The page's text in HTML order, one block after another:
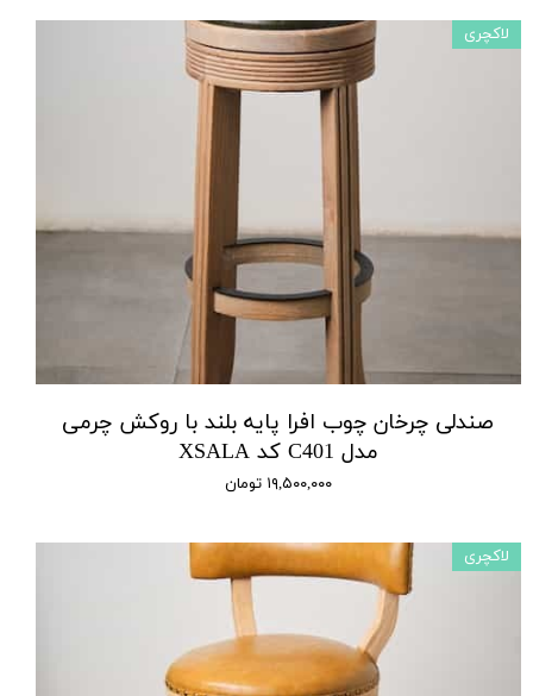
صندلی چرخان چوب افرا پایه بلند با روکش چرمی
مدل C401 کد XSALA
۱۹,۵۰۰,۰۰۰ تومان
لاکچری
لاکچری